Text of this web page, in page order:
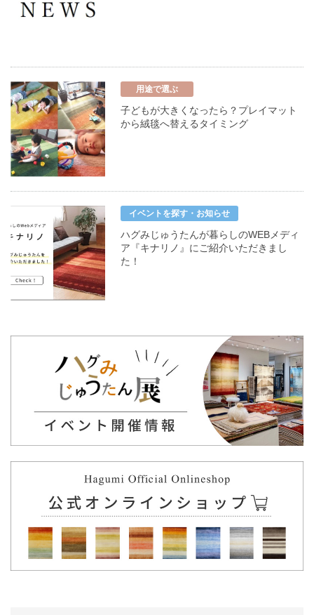
用途で選ぶ
子どもが大きくなったら？プレイマット
から絨毯へ替えるタイミング
イベントを探す・お知らせ
ハグみじゅうたんが暮らしのWEBメディ
ア『キナリノ』にご紹介いただきまし
た！